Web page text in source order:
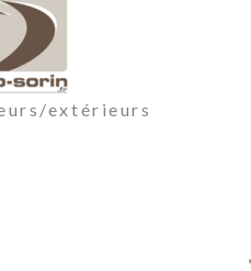
extérieurs